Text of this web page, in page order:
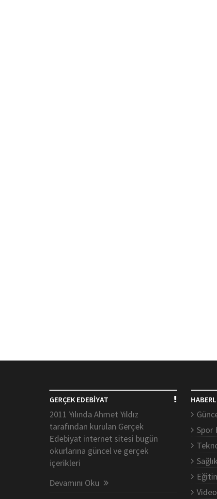
GERÇEK EDEBİYAT
2011 Yılında Ahmet Yıldız
tarafından kurulan Gerçek
Edebiyat internet sitesi bugün
okurlarına güncel ve gerçek
içerikleri
Devamını Oku
Spor